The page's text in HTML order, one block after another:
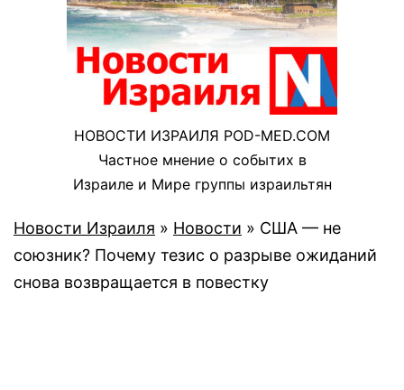
НОВОСТИ ИЗРАИЛЯ POD-MED.COM
Частное мнение о событих в
Израиле и Мире группы израильтян
Новости Израиля » Новости » США — не
союзник? Почему тезис о разрыве ожиданий
снова возвращается в повестку